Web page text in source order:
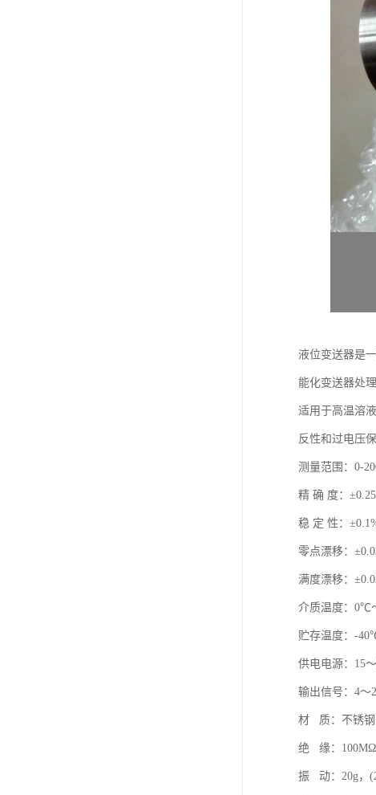
液位变送器是
能化变送器处
适用于高温溶
反性和过电压
测量范围：0-
精 确 度：
稳 定 性：
零点漂移：
满度漂移：
介质温
贮存温度：-
供电电源：15
输出信号：4～
材 质：不锈钢
绝 缘：
振 动：20g，